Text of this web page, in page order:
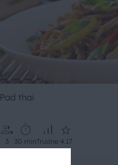
Pad thai
3 30 minTrudne 4.17